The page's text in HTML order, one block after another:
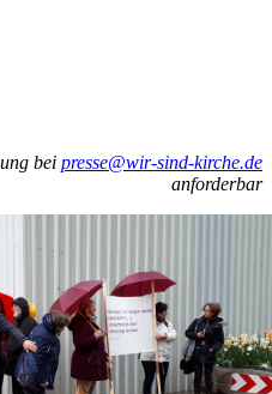
bei presse@wir-sind-kirche.de
anforderbar